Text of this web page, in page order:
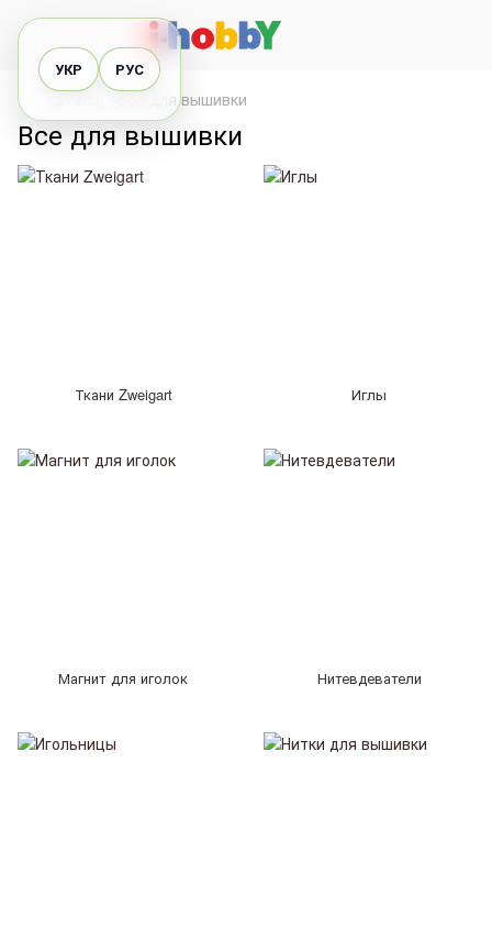
УКР РУС
Все для вышивки
Все для вышивки
Ткани Zweigart Иглы
Магнит для иголок Нитевдеватели